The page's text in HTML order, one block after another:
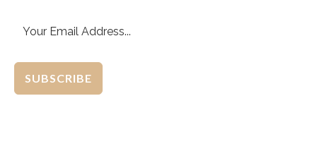
SUBSCRIBE